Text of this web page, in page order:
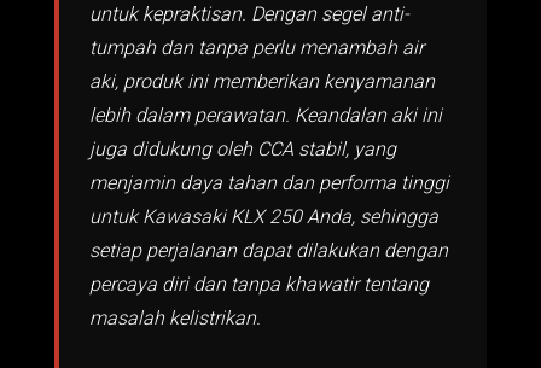
untuk kepraktisan. Dengan segel anti-
tumpah dan tanpa perlu menambah air
aki, produk ini memberikan kenyamanan
lebih dalam perawatan. Keandalan aki ini
juga didukung oleh CCA stabil, yang
menjamin daya tahan dan performa tinggi
untuk Kawasaki KLX 250 Anda, sehingga
setiap perjalanan dapat dilakukan dengan
percaya diri dan tanpa khawatir tentang
masalah kelistrikan.